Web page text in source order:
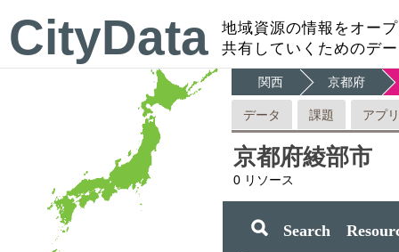
CityData
地域資源の情報をオー
共有していくためのデ
関西 京都府
データ 課題 アプリ
京都府綾部市
0 リソース
Search